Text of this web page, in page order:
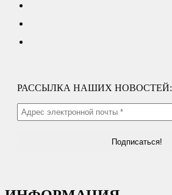
РАССЫЛКА НАШИХ НОВОСТЕЙ: